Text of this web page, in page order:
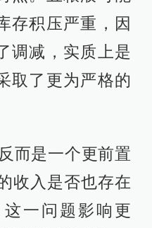
存积压严重，因
调减，实质上是
取了更为严格的
而是一个更前置
收入是否也存在
一问题影响更